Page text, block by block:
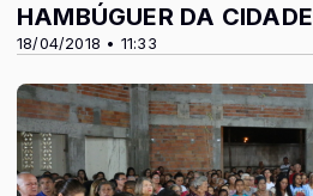
18/04/2018 • 11:33
HAMBÚGUER DA CIDADE